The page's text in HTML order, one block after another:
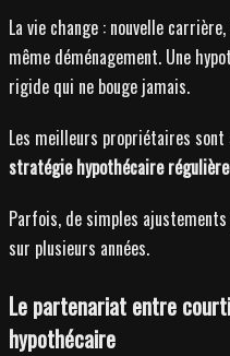
La vie change : nouvelle
même déménagement. Une
rigide qui ne bouge jamais.
Les meilleurs propriétaires sont
stratégie hypothécaire
Parfois, de simples
sur plusieurs années.
Le partenariat entre
hypothécaire